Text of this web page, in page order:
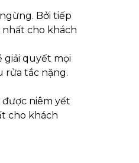
Bởi tiếp
cho khách
giải quyết mọi
rửa tắc nặng.
niêm yết
cho khách